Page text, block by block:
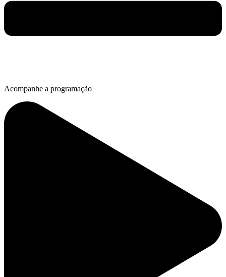
Acompanhe a programação